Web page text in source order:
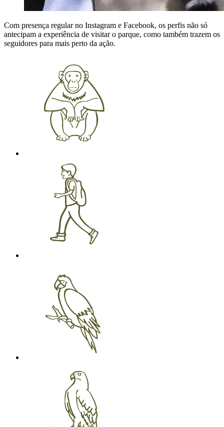
Com presença regular no Instagram e Facebook, os perfis não só
antecipam a experiência de visitar o parque, como também trazem os
seguidores para mais perto da ação.